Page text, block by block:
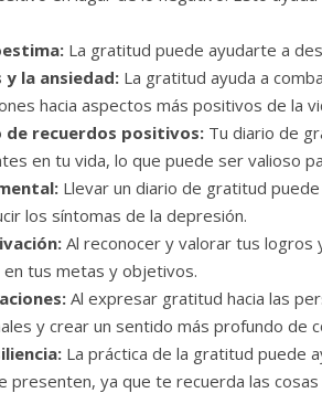
La gratitud puede ayudarte a
y la ansiedad: La gratitud ayuda a
hacia aspectos más positivos de la
de recuerdos positivos: Tu diario de
en tu vida, lo que puede ser valioso
Llevar un diario de gratitud
los síntomas de la depresión.
Al reconocer y valorar tus
tus metas y objetivos.
Al expresar gratitud hacia las
y crear un sentido más profundo de
La práctica de la gratitud puede
presenten, ya que te recuerda las